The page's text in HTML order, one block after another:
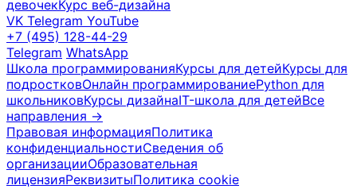
девочекКурс веб-дизайна
VK Telegram YouTube
+7 (495) 128-44-29
Telegram WhatsApp
Школа программированияКурсы для детейКурсы для
подростковОнлайн программированиеPython для
школьниковКурсы дизайнаIT-школа для детейВсе
направления →
Правовая информацияПолитика
конфиденциальностиСведения об
организацииОбразовательная
лицензияРеквизитыПолитика cookie